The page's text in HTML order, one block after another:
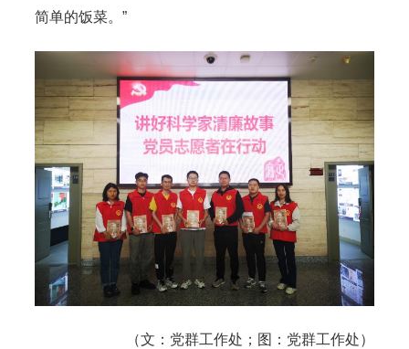
简单的饭菜。”
（文：党群工作处；图：党群工作处）